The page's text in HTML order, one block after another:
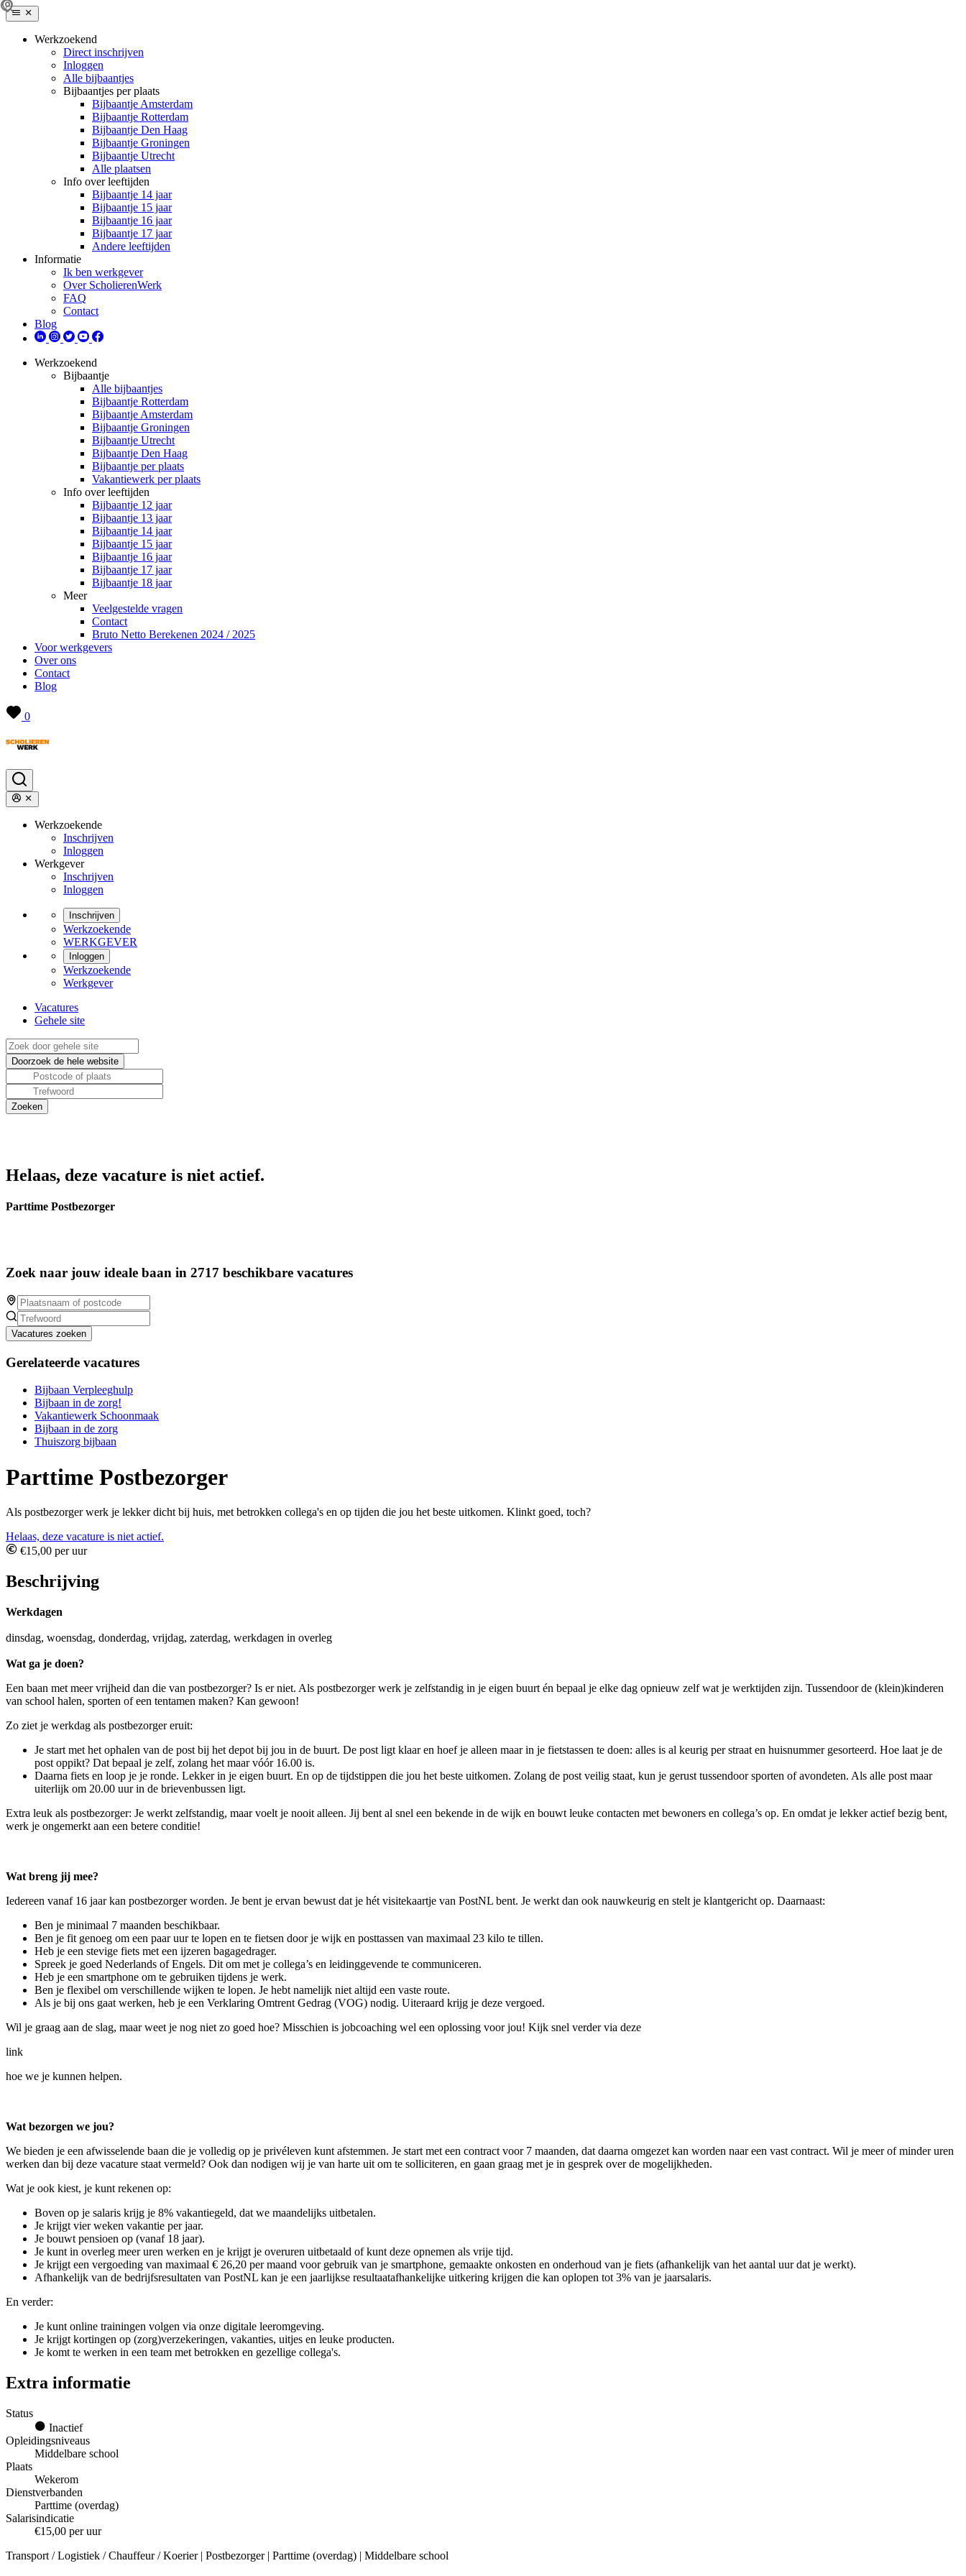
Werkzoekend
Direct inschrijven
Inloggen
Alle bijbaantjes
Bijbaantjes per plaats
Bijbaantje Amsterdam
Bijbaantje Rotterdam
Bijbaantje Den Haag
Bijbaantje Groningen
Bijbaantje Utrecht
Alle plaatsen
Info over leeftijden
Bijbaantje 14 jaar
Bijbaantje 15 jaar
Bijbaantje 16 jaar
Bijbaantje 17 jaar
Andere leeftijden
Informatie
Ik ben werkgever
Over ScholierenWerk
FAQ
Contact
Blog
Werkzoekend
Bijbaantje
Alle bijbaantjes
Bijbaantje Rotterdam
Bijbaantje Amsterdam
Bijbaantje Groningen
Bijbaantje Utrecht
Bijbaantje Den Haag
Bijbaantje per plaats
Vakantiewerk per plaats
Info over leeftijden
Bijbaantje 12 jaar
Bijbaantje 13 jaar
Bijbaantje 14 jaar
Bijbaantje 15 jaar
Bijbaantje 16 jaar
Bijbaantje 17 jaar
Bijbaantje 18 jaar
Meer
Veelgestelde vragen
Contact
Bruto Netto Berekenen 2024 / 2025
Voor werkgevers
Over ons
Contact
Blog
0
Werkzoekende
Inschrijven
Inloggen
Werkgever
Inschrijven
Inloggen
Inschrijven
Werkzoekende
WERKGEVER
Inloggen
Werkzoekende
Werkgever
Vacatures
Gehele site
Helaas, deze vacature is niet actief.
Parttime Postbezorger
Zoek naar jouw ideale baan in 2717 beschikbare vacatures
Vacatures zoeken
Gerelateerde vacatures
Bijbaan Verpleeghulp
Bijbaan in de zorg!
Vakantiewerk Schoonmaak
Bijbaan in de zorg
Thuiszorg bijbaan
Parttime Postbezorger
Als postbezorger werk je lekker dicht bij huis, met betrokken collega's en op tijden die jou het beste uitkomen. Klinkt goed, toch?
Helaas, deze vacature is niet actief.
€15,00 per uur
Beschrijving
Werkdagen
dinsdag, woensdag, donderdag, vrijdag, zaterdag, werkdagen in overleg
Wat ga je doen?
Een baan met meer vrijheid dan die van postbezorger? Is er niet. Als postbezorger werk je zelfstandig in je eigen buurt én bepaal je elke dag opnieuw zelf wat je werktijden zijn. Tussendoor de (klein)kinderen
van school halen, sporten of een tentamen maken? Kan gewoon!
Zo ziet je werkdag als postbezorger eruit:
Je start met het ophalen van de post bij het depot bij jou in de buurt. De post ligt klaar en hoef je alleen maar in je fietstassen te doen: alles is al keurig per straat en huisnummer gesorteerd. Hoe laat je de
post oppikt? Dat bepaal je zelf, zolang het maar vóór 16.00 is.
Daarna fiets en loop je je ronde. Lekker in je eigen buurt. En op de tijdstippen die jou het beste uitkomen. Zolang de post veilig staat, kun je gerust tussendoor sporten of avondeten. Als alle post maar
uiterlijk om 20.00 uur in de brievenbussen ligt.
Extra leuk als postbezorger: Je werkt zelfstandig, maar voelt je nooit alleen. Jij bent al snel een bekende in de wijk en bouwt leuke contacten met bewoners en collega’s op. En omdat je lekker actief bezig bent,
werk je ongemerkt aan een betere conditie!
Wat breng jij mee?
Iedereen vanaf 16 jaar kan postbezorger worden. Je bent je ervan bewust dat je hét visitekaartje van PostNL bent. Je werkt dan ook nauwkeurig en stelt je klantgericht op. Daarnaast:
Ben je minimaal 7 maanden beschikbaar.
Ben je fit genoeg om een paar uur te lopen en te fietsen door je wijk en posttassen van maximaal 23 kilo te tillen.
Heb je een stevige fiets met een ijzeren bagagedrager.
Spreek je goed Nederlands of Engels. Dit om met je collega’s en leidinggevende te communiceren.
Heb je een smartphone om te gebruiken tijdens je werk.
Ben je flexibel om verschillende wijken te lopen. Je hebt namelijk niet altijd een vaste route.
Als je bij ons gaat werken, heb je een Verklaring Omtrent Gedrag (VOG) nodig. Uiteraard krijg je deze vergoed.
Wil je graag aan de slag, maar weet je nog niet zo goed hoe? Misschien is jobcoaching wel een oplossing voor jou! Kijk snel verder via deze
link
hoe we je kunnen helpen.
Wat bezorgen we jou?
We bieden je een afwisselende baan die je volledig op je privéleven kunt afstemmen. Je start met een contract voor 7 maanden, dat daarna omgezet kan worden naar een vast contract. Wil je meer of minder uren
werken dan bij deze vacature staat vermeld? Ook dan nodigen wij je van harte uit om te solliciteren, en gaan graag met je in gesprek over de mogelijkheden.
Wat je ook kiest, je kunt rekenen op:
Boven op je salaris krijg je 8% vakantiegeld, dat we maandelijks uitbetalen.
Je krijgt vier weken vakantie per jaar.
Je bouwt pensioen op (vanaf 18 jaar).
Je kunt in overleg meer uren werken en je krijgt je overuren uitbetaald of kunt deze opnemen als vrije tijd.
Je krijgt een vergoeding van maximaal € 26,20 per maand voor gebruik van je smartphone, gemaakte onkosten en onderhoud van je fiets (afhankelijk van het aantal uur dat je werkt).
Afhankelijk van de bedrijfsresultaten van PostNL kan je een jaarlijkse resultaatafhankelijke uitkering krijgen die kan oplopen tot 3% van je jaarsalaris.
En verder:
Je kunt online trainingen volgen via onze digitale leeromgeving.
Je krijgt kortingen op (zorg)verzekeringen, vakanties, uitjes en leuke producten.
Je komt te werken in een team met betrokken en gezellige collega's.
Extra informatie
Status
Inactief
Opleidingsniveaus
Middelbare school
Plaats
Wekerom
Dienstverbanden
Parttime (overdag)
Salarisindicatie
€15,00 per uur
Transport / Logistiek / Chauffeur / Koerier | Postbezorger | Parttime (overdag) | Middelbare school